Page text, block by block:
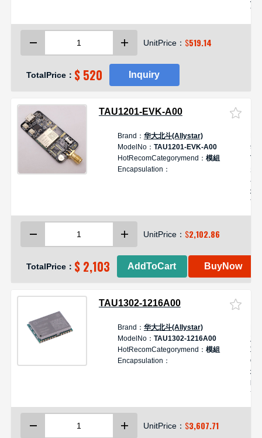
双
模
UnitPrice： $519.14
TotalPrice： $ 520 Inquiry
TAU1201-EVK-A00
Brand： 华大北斗(Allystar)
ModelNo： TAU1201-EVK-A00
HotRecomCategorymend： 模組
Encapsulation：
华
多
导
块
双
开
UnitPrice： $2,102.86
TotalPrice： $ 2,103 AddToCart BuyNow
TAU1302-1216A00
Brand： 华大北斗(Allystar)
ModelNo： TAU1302-1216A00
HotRecomCategorymend： 模組
Encapsulation：
双
块
输
实
UnitPrice： $3,607.71